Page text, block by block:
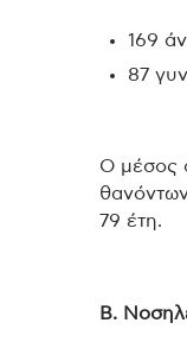
169
87
Ο μέσος
79 έτη.
Β.